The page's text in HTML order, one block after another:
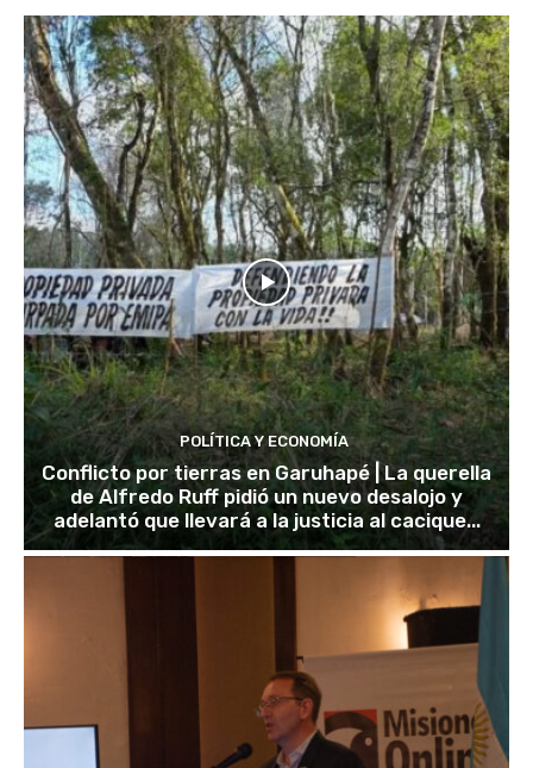
POLÍTICA Y ECONOMÍA
Conflicto por tierras en Garuhapé | La querella
de Alfredo Ruff pidió un nuevo desalojo y
adelantó que llevará a la justicia al cacique...